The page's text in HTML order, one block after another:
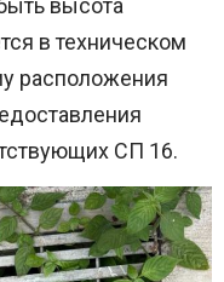
высота
в техническом
расположения
СП 16.